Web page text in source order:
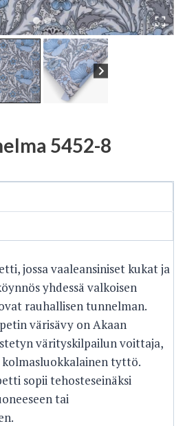
5452-8
jossa vaaleansiniset kukat ja
yhdessä valkoisen
rauhallisen tunnelman.
värisävy on Akaan
värityskilpailun voittaja,
tyttö.
sopii tehosteseinäksi
tai